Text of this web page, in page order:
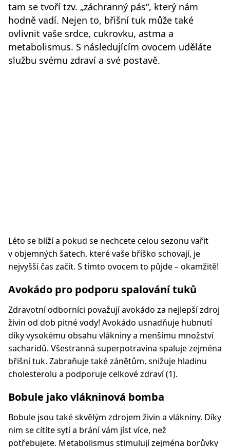
tam se tvoří tzv. „záchranný pás“, který nám
hodně vadí. Nejen to, břišní tuk může také
ovlivnit vaše srdce, cukrovku, astma a
metabolismus. S následujícím ovocem uděláte
službu svému zdraví a své postavě.
Léto se blíží a pokud se nechcete celou sezonu vařit
v objemných šatech, které vaše bříško schovají, je
nejvyšší čas začít. S tímto ovocem to půjde – okamžitě!
Avokádo pro podporu spalování tuků
Zdravotní odborníci považují avokádo za nejlepší zdroj
živin od dob pitné vody! Avokádo usnadňuje hubnutí
díky vysokému obsahu vlákniny a menšímu množství
sacharidů. Všestranná superpotravina spaluje zejména
břišní tuk. Zabraňuje také zánětům, snižuje hladinu
cholesterolu a podporuje celkové zdraví (1).
Bobule jako vlákninová bomba
Bobule jsou také skvělým zdrojem živin a vlákniny. Díky
nim se cítíte sytí a brání vám jíst více, než
potřebujete. Metabolismus stimulují zejména borůvky